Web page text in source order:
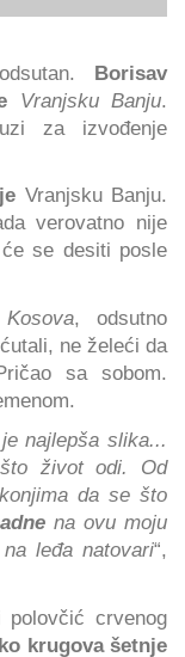
Borisav
Vranjsku Banju.
za izvođenje
Vranjsku Banju.
verovatno nije
se desiti posle
Kosova, odsutno
ne želeći da
sa sobom.
najlepša slika...
život odi. Od
da se što
na ovu moju
leđa natovari“,
polovčić crvenog
krugova šetnje